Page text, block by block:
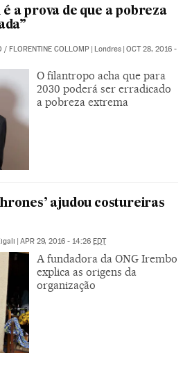
a prova de que a pobreza
/ FLORENTINE COLLOMP | Londres | OCT 28, 2016 -
O filantropo acha que para
2030 poderá ser erradicado
a pobreza extrema
ajudou costureiras
| APR 29, 2016 - 14:26 EDT
A fundadora da ONG Irembo
explica as origens da
organização